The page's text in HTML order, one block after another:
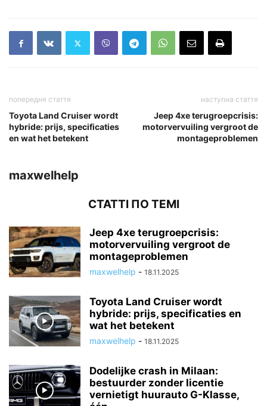
попередня стаття
Toyota Land Cruiser wordt
hybride: prijs, specificaties
en wat het betekent
наступна стаття
Jeep 4xe terugroepcrisis:
motorvervuiling vergroot de
montageproblemen
maxwelhelp
СТАТТІ ПО ТЕМІ
Jeep 4xe terugroepcrisis:
motorvervuiling vergroot de
montageproblemen
maxwelhelp - 18.11.2025
Toyota Land Cruiser wordt
hybride: prijs, specificaties en
wat het betekent
maxwelhelp - 18.11.2025
Dodelijke crash in Milaan:
bestuurder zonder licentie
vernietigt huurauto G-Klasse,